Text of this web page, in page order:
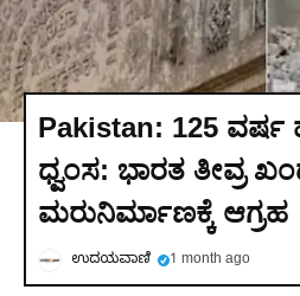
Pakistan: 125 ವರ್ಷ
ಧ್ವಂಸ: ಭಾರತ ತೀವ್ರ
ಮರುನಿರ್ಮಾಣಕ್ಕೆ ಆಗ್ರಹ
ಉದಯವಾಣಿ 1 month ago